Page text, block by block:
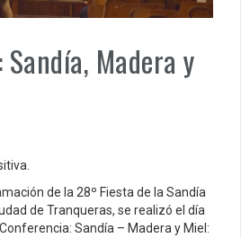
Madera y
de la 28º Fiesta de la Sandía
de Tranqueras, se realizó el día
Sandía – Madera y Miel: